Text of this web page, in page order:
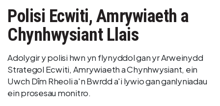
Polisi Ecwiti, Amrywiaeth a
Chynhwysiant Llais
Adolygir y polisi hwn yn flynyddol gan yr Arweinydd
Strategol Ecwiti, Amrywiaeth a Chynhwysiant, ein
Uwch Dîm Rheoli a'n Bwrdd a'i lywio gan ganlyniadau
ein prosesau monitro.